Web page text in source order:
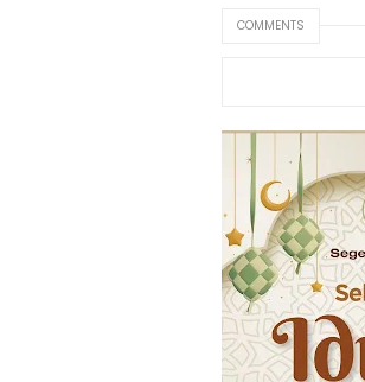
COMMENTS